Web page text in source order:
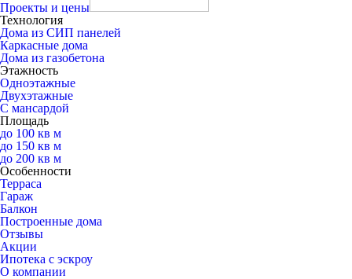
Проекты и цены
Технология
Дома из СИП панелей
Каркасные дома
Дома из газобетона
Этажность
Одноэтажные
Двухэтажные
С мансардой
Площадь
до 100 кв м
до 150 кв м
до 200 кв м
Особенности
Терраса
Гараж
Балкон
Построенные дома
Отзывы
Акции
Ипотека с эскроу
О компании